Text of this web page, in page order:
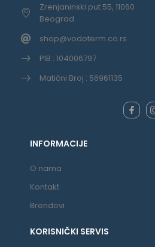
Zrenjaninski put 55, 11060
Beograd
shop@vodoterm.co.rs
PIB : 104006797
Matični Broj : 56961135
INFORMACIJE
O nama
Kontakt
Brendovi
KORISNIČKI SERVIS